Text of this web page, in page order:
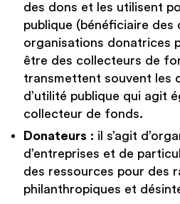
des dons et les utilisent
publique (bénéficiaire des
organisations donatrices
être des collecteurs de
transmettent souvent les
d’utilité publique qui agit
collecteur de fonds.
Donateurs : il s’agit
d’entreprises et de
des ressources pour des
philanthropiques et